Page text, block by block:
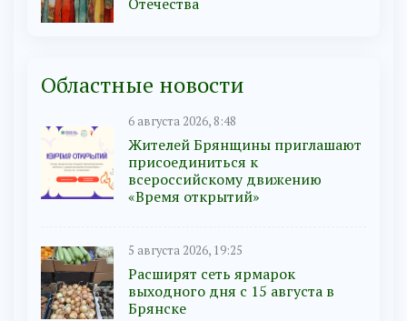
Областные новости
6 августа 2026, 8:48
Жителей Брянщины приглашают
присоединиться к
всероссийскому движению
«Время открытий»
5 августа 2026, 19:25
Расширят сеть ярмарок
выходного дня с 15 августа в
Брянске